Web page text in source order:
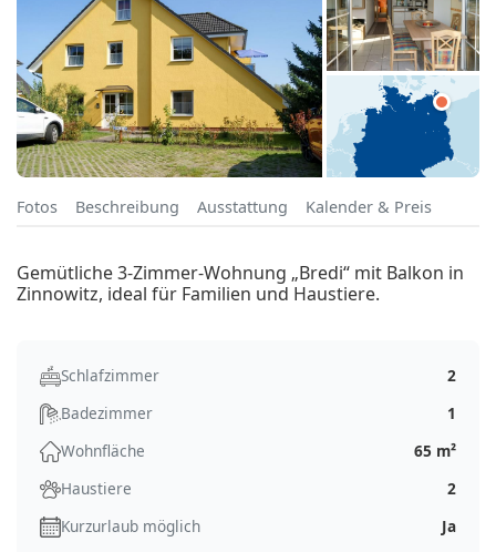
Fotos Beschreibung Ausstattung Kalender & Preis
Gemütliche 3-Zimmer-Wohnung „Bredi“ mit Balkon in
Zinnowitz, ideal für Familien und Haustiere.
Schlafzimmer
2
Badezimmer
1
Wohnfläche
65 m²
Haustiere
2
Kurzurlaub möglich
Ja